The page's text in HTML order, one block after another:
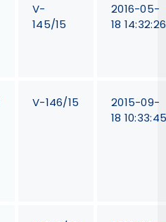
V-
145/15
2016-05-
18 14:32:26
V-146/15
2015-09-
18